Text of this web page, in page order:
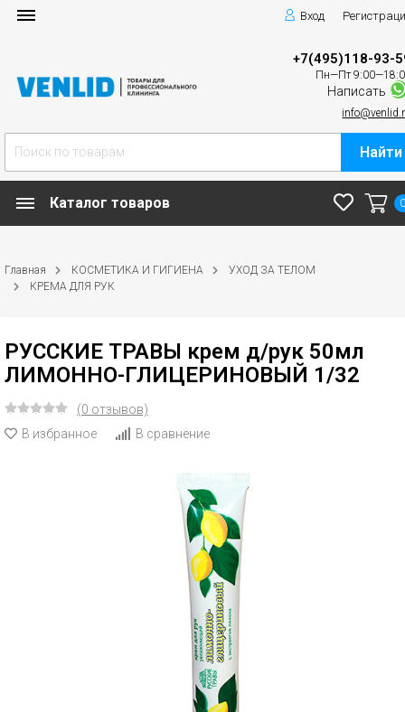
Вход
+7(495)118-93-
Пн—Пт
Написать
Найти
Каталог товаров
Главная КОСМЕТИКА И ГИГИЕНА
УХОД ЗА ТЕЛОМ
КРЕМА ДЛЯ РУК
РУССКИЕ ТРАВЫ крем д/рук 50мл
ЛИМОННО-ГЛИЦЕРИНОВЫЙ 1/32
(0 отзывов)
В избранное
В сравнение